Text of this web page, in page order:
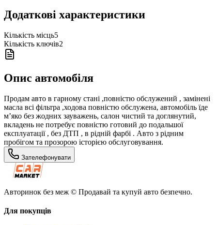
Додаткові характеристики
Кількість місць5
Кількість ключів2
Опис автомобіля
Продам авто в гарному стані ,повністю обслужений , замінені
масла всі фільтра ,ходова повністю обслужена, автомобіль їде
м’яко без жодних зауважень, салон чистий та доглянутий,
вкладень не потребує повністю готовий до подальшої
експлуатації , без ДТП , в рідній фарбі . Авто з рідним
пробігом та прозорою історією обслуговування.
Зателефонувати
Авторинок без меж © Продавай та купуй авто безпечно.
Для покупців